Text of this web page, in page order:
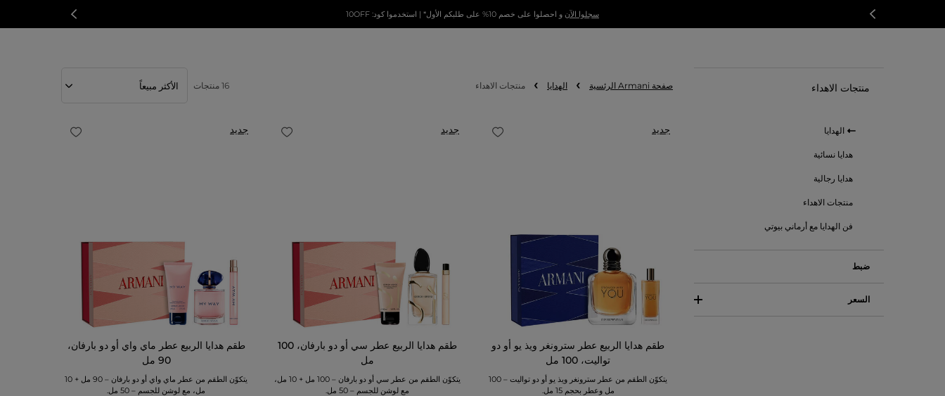
سجلوا الآن و احصلوا على خصم 10% على طلبكم الأول* | استخدموا كود: 10OFF
منتجات الاهداء
الهدايا
هدايا نسائية
هدايا رجالية
منتجات الاهداء
فن الهدايا مع أرماني بيوتي
ضبط
السعر
صفحة Armani الرئسية الهدايا منتجات الاهداء 16 منتجات
جديد
طقم هدايا الربيع عطر سترونغر ويذ يو أو دو
تواليت، 100 مل
يتكوّن الطقم من عطر سترونغر ويذ يو أو دو تواليت – 100
مل وعطر بحجم 15 مل.
جديد
طقم هدايا الربيع عطر سي أو دو بارفان، 100
مل
يتكوّن الطقم من عطر سي أو دو بارفان – 100 مل + 10 مل،
مع لوشن للجسم – 50 مل.
جديد
طقم هدايا الربيع عطر ماي واي أو دو بارفان،
90 مل
يتكوّن الطقم من عطر ماي واي أو دو بارفان – 90 مل + 10
مل، مع لوشن للجسم – 50 مل.